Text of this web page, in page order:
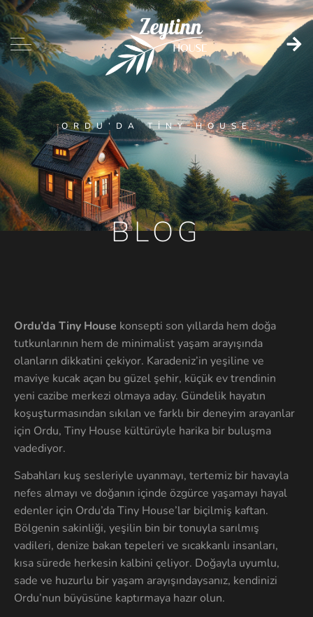
ORDU’DA TINY HOUSE
BLOG
Ordu’da Tiny House konsepti son yıllarda hem doğa
tutkunlarının hem de minimalist yaşam arayışında
olanların dikkatini çekiyor. Karadeniz’in yeşiline ve
maviye kucak açan bu güzel şehir, küçük ev trendinin
yeni cazibe merkezi olmaya aday. Gündelik hayatın
koşuşturmasından sıkılan ve farklı bir deneyim arayanlar
için Ordu, Tiny House kültürüyle harika bir buluşma
vadediyor.
Sabahları kuş sesleriyle uyanmayı, tertemiz bir havayla
nefes almayı ve doğanın içinde özgürce yaşamayı hayal
edenler için Ordu’da Tiny House’lar biçilmiş kaftan.
Bölgenin sakinliği, yeşilin bin bir tonuyla sarılmış
vadileri, denize bakan tepeleri ve sıcakkanlı insanları,
kısa sürede herkesin kalbini çeliyor. Doğayla uyumlu,
sade ve huzurlu bir yaşam arayışındaysanız, kendinizi
Ordu’nun büyüsüne kaptırmaya hazır olun.